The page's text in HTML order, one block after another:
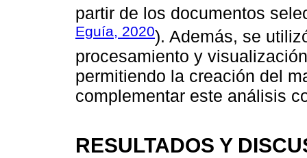
partir de los documentos
Eguía, 2020). Además, se
procesamiento y
permitiendo la creación del
complementar este análisis
RESULTADOS Y